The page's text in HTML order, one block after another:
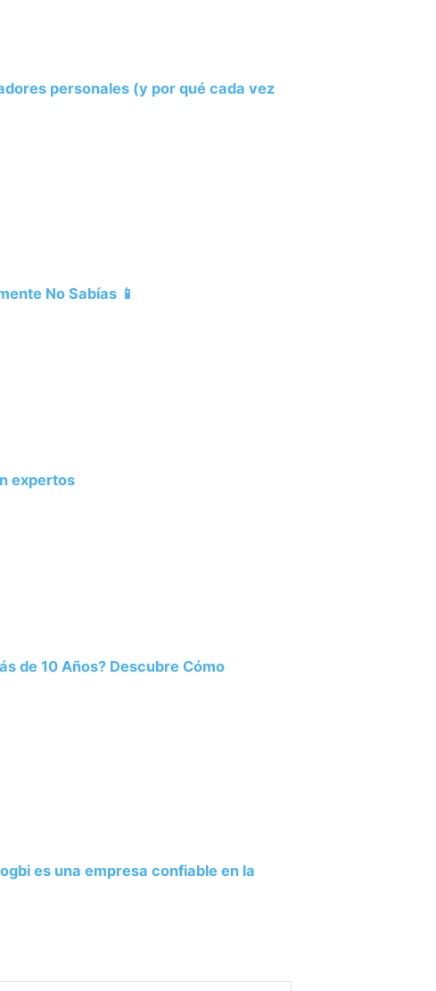
personales (y por qué cada vez
No Sabías 📱
expertos
de 10 Años? Descubre Cómo
es una empresa confiable en la